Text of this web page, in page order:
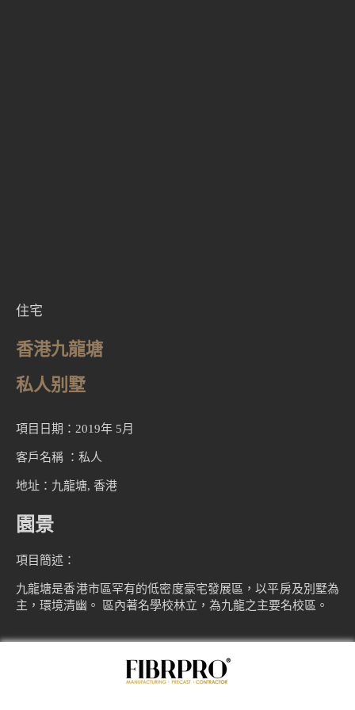
住宅
香港九龍塘
私人别墅
項目日期：2019年 5月
客戶名稱 ：私人
地址：九龍塘, 香港
園景
項目簡述：
九龍塘是香港市區罕有的低密度豪宅發展區，以平房及別墅為
主，環境清幽。 區內著名學校林立，為九龍之主要名校區。